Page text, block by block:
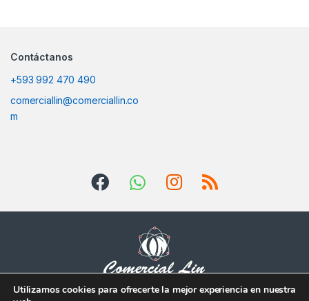
Contáctanos
+593 992 470 490
comerciallin@comerciallin.co
m
Utilizamos cookies para ofrecerte la mejor experiencia en nuestra